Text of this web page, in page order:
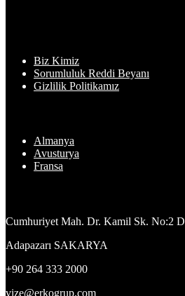
Biz Kimiz
Sorumluluk Reddi Beyanı
Gizlilik Politikamız
Almanya
Avusturya
Fransa
Cumhuriyet Mah. Dr. Kamil Sk. No:2
Adapazarı SAKARYA
+90 264 333 2000
vize@erkogrup.com